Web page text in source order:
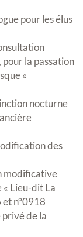
pour les élus
la passation
«
nocturne
des
modificative
Lieu-dit La
et n°0918
privé de la